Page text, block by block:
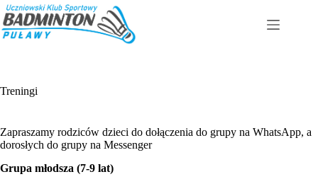
Przejdź
do
treści
Treningi
Zapraszamy rodziców dzieci do dołączenia do grupy na WhatsApp, a
dorosłych do grupy na Messenger
Grupa młodsza (7-9 lat)